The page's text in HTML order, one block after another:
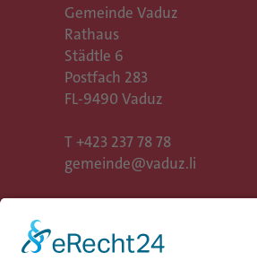
Gemeinde Vaduz
Rathaus
Städtle 6
Postfach 283
FL-9490 Vaduz
T +423 237 78 78
gemeinde@vaduz.li